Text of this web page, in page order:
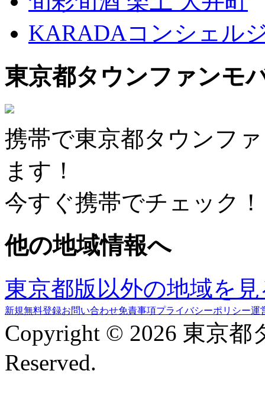
KARADAコンシェル
東京都タウンファンモ
携帯で東京都タウンフ
ます！
今すぐ携帯でチェック！
他の地域情報へ
東京都版以外の地域を
新規無料登録お問い合わせ免責事項プライバシーポリシー運
Copyright © 2026 東京
Reserved.